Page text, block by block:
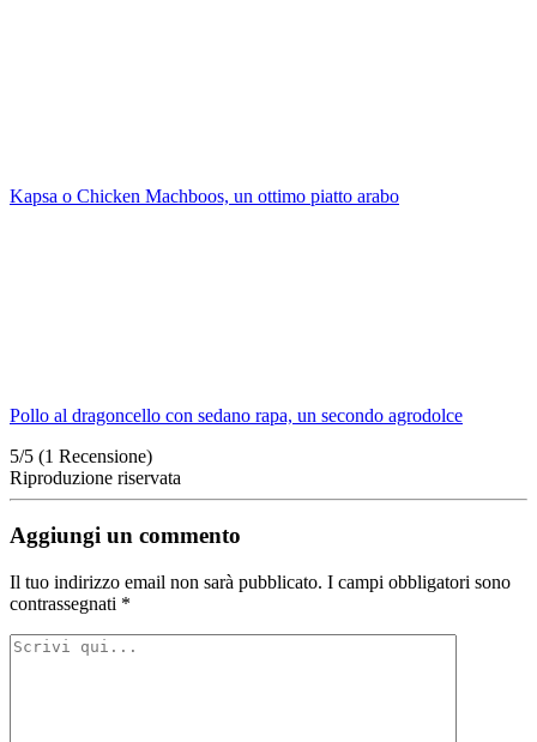
Kapsa o Chicken Machboos, un ottimo piatto arabo
Pollo al dragoncello con sedano rapa, un secondo agrodolce
5/5 (1 Recensione)
Riproduzione riservata
Aggiungi un commento
Il tuo indirizzo email non sarà pubblicato. I campi obbligatori sono
contrassegnati *